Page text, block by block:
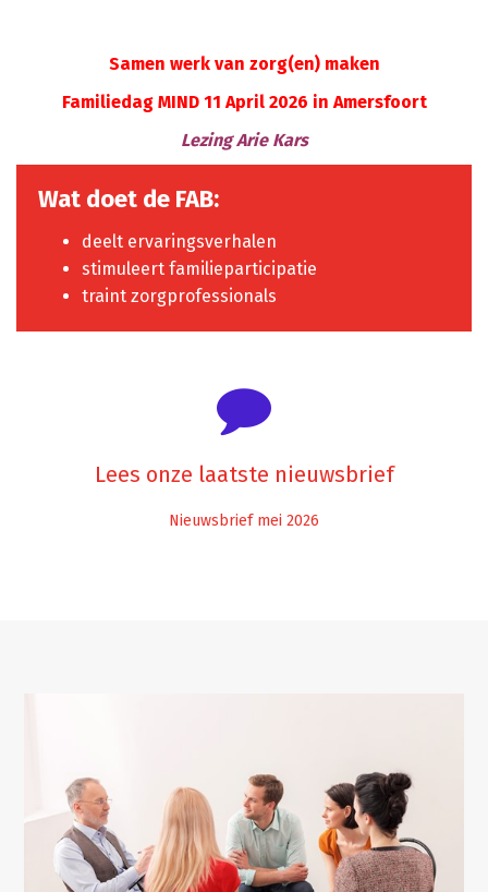
Samen werk van zorg(en) maken
Familiedag MIND 11 April 2026 in Amersfoort
Lezing Arie Kars
Wat doet de FAB:
deelt ervaringsverhalen
stimuleert familieparticipatie
traint zorgprofessionals
Lees onze laatste nieuwsbrief
Nieuwsbrief mei 2026